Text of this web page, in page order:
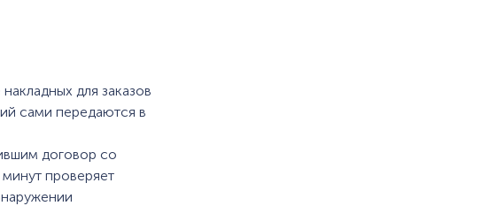
для заказов
сами передаются в
договор со
проверяет